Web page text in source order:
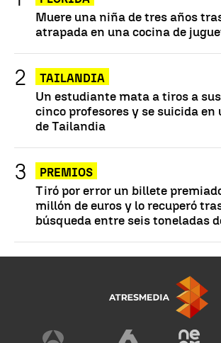
Muere una niña de tres años
atrapada en una cocina de
TAILANDIA
Un estudiante mata a tiros a
cinco profesores y se suicida en
de Tailandia
PREMIOS
Tiró por error un billete
millón de euros y lo recuperó
búsqueda entre seis toneladas